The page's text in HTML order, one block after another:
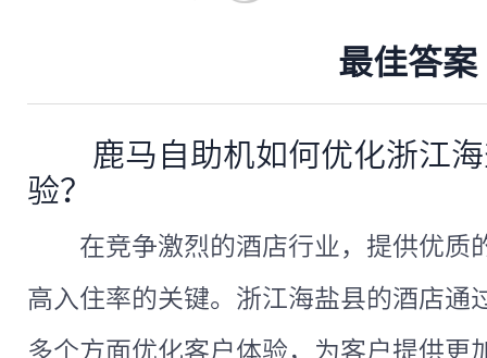
最佳答案
鹿马自助机如何优化浙江
验？
在竞争激烈的酒店行业，提供优质
高入住率的关键。浙江海盐县的酒店通
多个方面优化客户体验，为客户提供更